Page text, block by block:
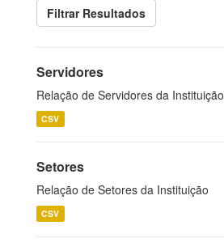
Filtrar Resultados
Servidores
Relação de Servidores da Instituição
CSV
Setores
Relação de Setores da Instituição
CSV